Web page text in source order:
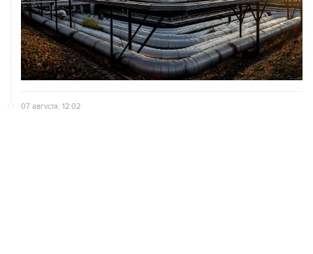
07 августа, 12:02